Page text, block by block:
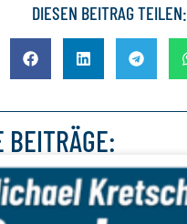
DIESEN BEITRAG TEILEN:
BEITRÄGE: